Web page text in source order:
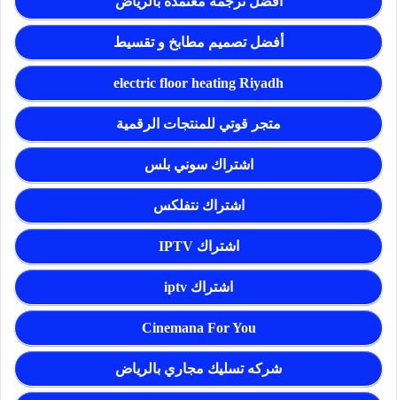
أفضل تصميم مطابخ و تقسيط
electric floor heating Riyadh
متجر قوتي للمنتجات الرقمية
اشتراك سوني بلس
اشتراك نتفلكس
اشتراك IPTV
اشتراك iptv
Cinemana For You
شركه تسليك مجاري بالرياض